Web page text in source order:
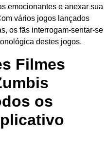
emocionantes e anexar sua
vários jogos lançados
os fãs interrogam-sentar-se
destes jogos.
Filmes
os